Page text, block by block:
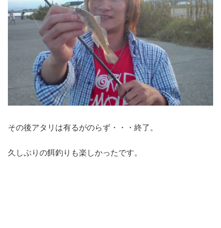
その後アタリは有るがのらず・・・終了。
久しぶりの餌釣りも楽しかったです。